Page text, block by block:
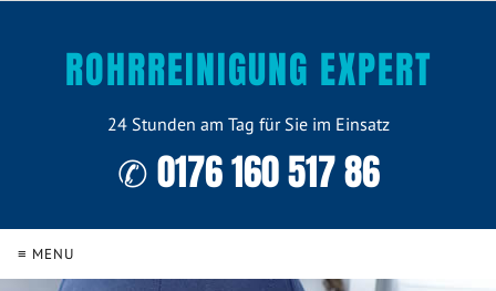
ROHRREINIGUNG EXPERT
24 Stunden am Tag für Sie im Einsatz
✆ 0176 160 517 86
≡ MENU